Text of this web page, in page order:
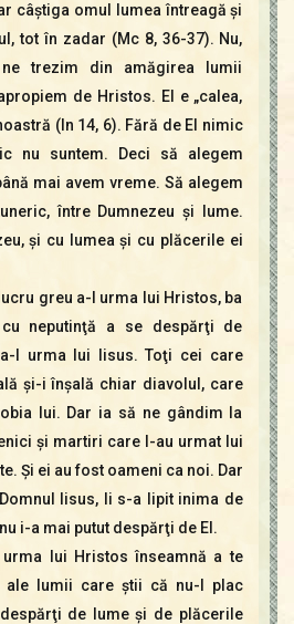
câştiga omul lumea întreagă şi
tot în zadar (Mc 8, 36-37). Nu,
trezim din amăgirea lumii
de Hristos. El e „calea,
(In 14, 6). Fără de El nimic
nu suntem. Deci să alegem
mai avem vreme. Să alegem
între Dumnezeu şi lume.
şi cu lumea şi cu plăcerile ei
greu a-I urma lui Hristos, ba
neputinţă a se despărţi de
I urma lui Iisus. Toţi cei care
şi-i înşală chiar diavolul, care
lui. Dar ia să ne gândim la
şi martiri care I-au urmat lui
Şi ei au fost oameni ca noi. Dar
Iisus, li s-a lipit inima de
i-a mai putut despărţi de El.
lui Hristos înseamnă a te
ale lumii care ştii că nu-I plac
de lume şi de plăcerile